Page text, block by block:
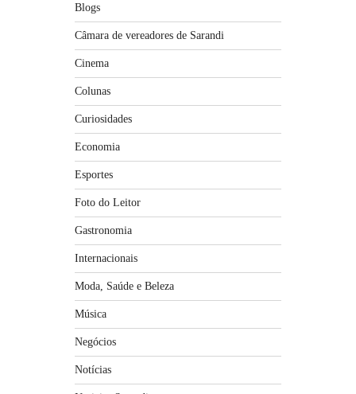
Blogs
Câmara de vereadores de Sarandi
Cinema
Colunas
Curiosidades
Economia
Esportes
Foto do Leitor
Gastronomia
Internacionais
Moda, Saúde e Beleza
Música
Negócios
Notícias